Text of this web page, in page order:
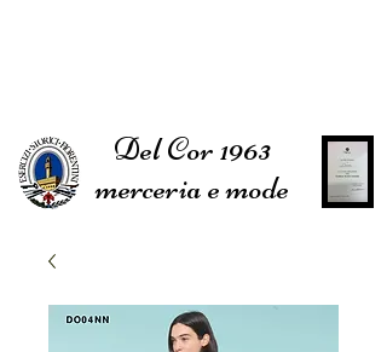
Del Cor 1963
merceria e mode